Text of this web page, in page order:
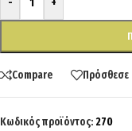
- +
Compare Πρόσθεσε
Κωδικός προϊόντος:270